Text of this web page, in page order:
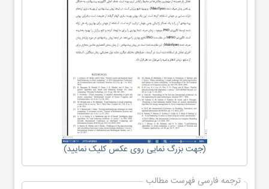
(جهت بزرگ نمایی روی عکس کلیک نمایید)
ترجمه فارسی فهرست مطالب